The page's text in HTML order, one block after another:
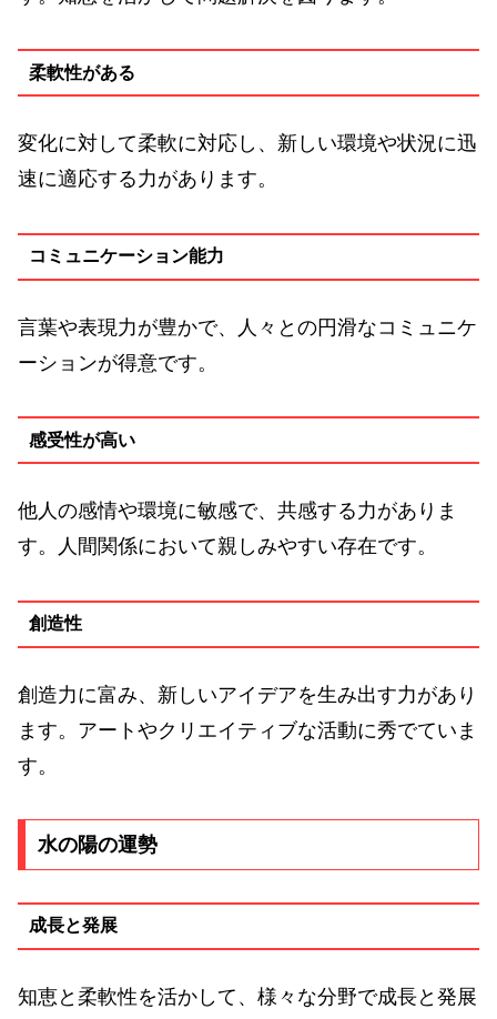
柔軟性がある
変化に対して柔軟に対応し、新しい環境や状況に迅
速に適応する力があります。
コミュニケーション能力
言葉や表現力が豊かで、人々との円滑なコミュニケ
ーションが得意です。
感受性が高い
他人の感情や環境に敏感で、共感する力がありま
す。人間関係において親しみやすい存在です。
創造性
創造力に富み、新しいアイデアを生み出す力があり
ます。アートやクリエイティブな活動に秀でていま
す。
水の陽の運勢
成長と発展
知恵と柔軟性を活かして、様々な分野で成長と発展